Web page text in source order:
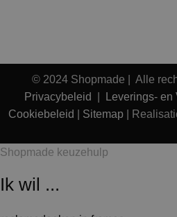
© 2024 Shopmade | Alle
Privacybeleid
Leverings- en
Cookiebeleid
Sitemap |
Shopmade keuzehulp
Ik wil ...